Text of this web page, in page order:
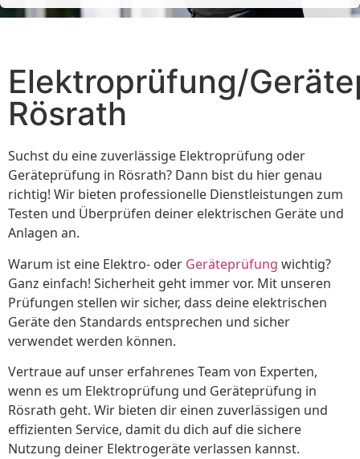
Elektroprüfung/
Rösrath
Suchst du eine zuverlässige Elektroprüfung oder
Geräteprüfung in Rösrath? Dann bist du hier genau
richtig! Wir bieten professionelle Dienstleistungen zum
Testen und Überprüfen deiner elektrischen Geräte und
Anlagen an.
Warum ist eine Elektro- oder Geräteprüfung wichtig?
Ganz einfach! Sicherheit geht immer vor. Mit unseren
Prüfungen stellen wir sicher, dass deine elektrischen
Geräte den Standards entsprechen und sicher
verwendet werden können.
Vertraue auf unser erfahrenes Team von Experten,
wenn es um Elektroprüfung und Geräteprüfung in
Rösrath geht. Wir bieten dir einen zuverlässigen und
effizienten Service, damit du dich auf die sichere
Nutzung deiner Elektrogeräte verlassen kannst.